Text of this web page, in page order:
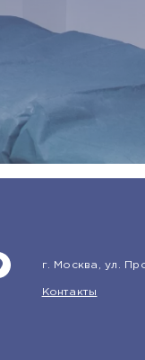
г. Москва, ул.
Контакты